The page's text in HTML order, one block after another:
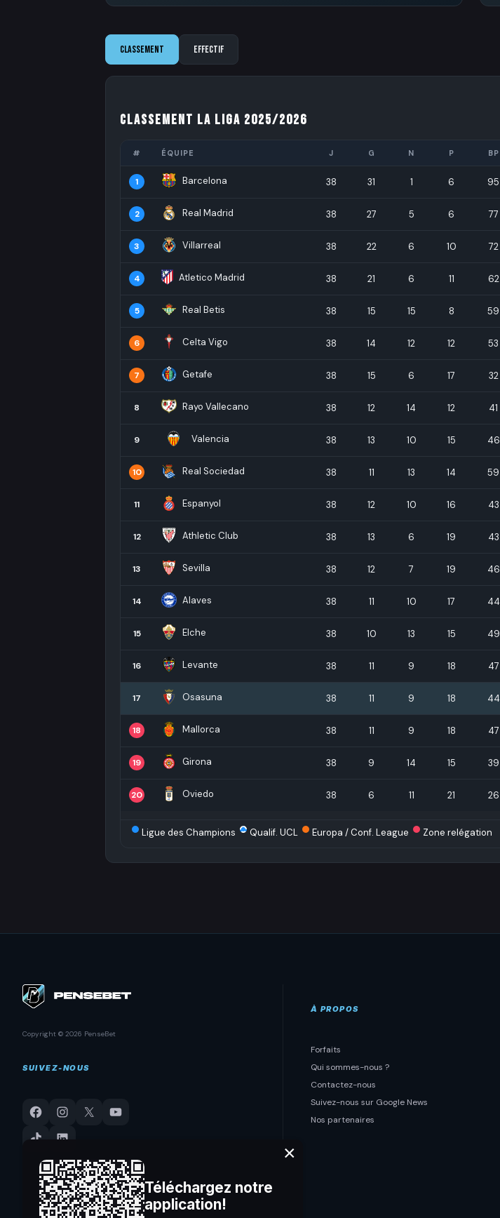
Classement Effectif
Classement La Liga 2025/2026
# ÉQUIPE J G N P BP
1 Barcelona 38 31 1 6 95
2 Real Madrid 38 27 5 6 77
3 Villarreal 38 22 6 10 72
4 Atletico Madrid 38 21 6 11 62
5 Real Betis 38 15 15 8 59
6 Celta Vigo 38 14 12 12 53
7 Getafe 38 15 6 17 32
8 Rayo Vallecano 38 12 14 12 41
9 Valencia 38 13 10 15 46
10 Real Sociedad 38 11 13 14 59
11 Espanyol 38 12 10 16 43
12 Athletic Club 38 13 6 19 43
13 Sevilla 38 12 7 19 46
14 Alaves 38 11 10 17 44
15 Elche 38 10 13 15 49
16 Levante 38 11 9 18 47
17 Osasuna 38 11 9 18 44
18 Mallorca 38 11 9 18 47
19 Girona 38 9 14 15 39
20 Oviedo 38 6 11 21 26
Ligue des Champions Qualif. UCL Europa / Conf. League Zone relégation
Copyright © 2026 PenseBet
SUIVEZ-NOUS
À PROPOS
Forfaits
Qui sommes-nous ?
Contactez-nous
Suivez-nous sur Google News
Nos partenaires
Téléchargez notre
application!
×